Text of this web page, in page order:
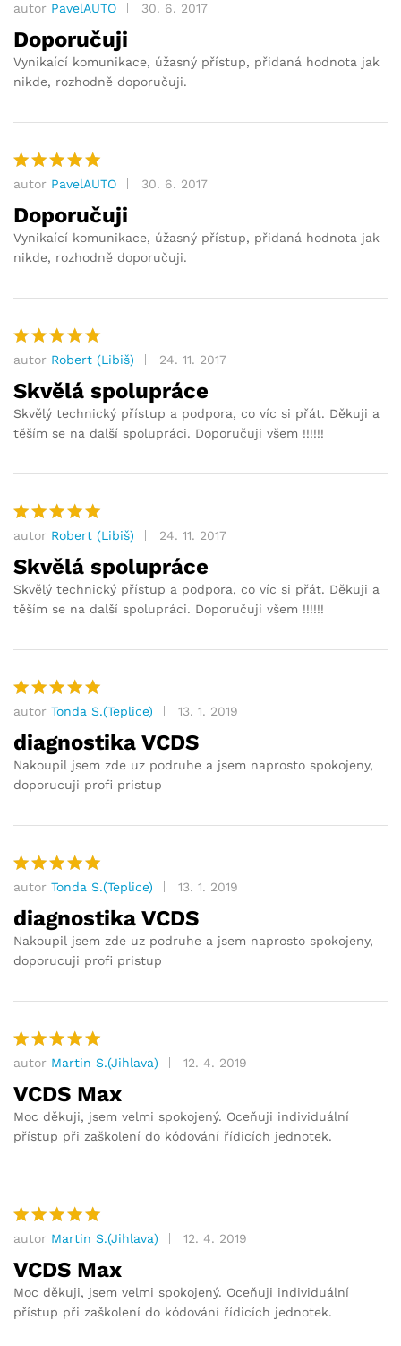
Hodnocení
5z 5
autor PavelAUTO 30. 6. 2017
Doporučuji
Vynikaící komunikace, úžasný přístup, přidaná hodnota jak
nikde, rozhodně doporučuji.
Hodnocení
5z 5
autor PavelAUTO 30. 6. 2017
Doporučuji
Vynikaící komunikace, úžasný přístup, přidaná hodnota jak
nikde, rozhodně doporučuji.
Hodnocení
5z 5
autor Robert (Libiš) 24. 11. 2017
Skvělá spolupráce
Skvělý technický přístup a podpora, co víc si přát. Děkuji a
těším se na další spolupráci. Doporučuji všem !!!!!!
Hodnocení
5z 5
autor Robert (Libiš) 24. 11. 2017
Skvělá spolupráce
Skvělý technický přístup a podpora, co víc si přát. Děkuji a
těším se na další spolupráci. Doporučuji všem !!!!!!
Hodnocení
5z 5
autor Tonda S.(Teplice) 13. 1. 2019
diagnostika VCDS
Nakoupil jsem zde uz podruhe a jsem naprosto spokojeny,
doporucuji profi pristup
Hodnocení
5z 5
autor Tonda S.(Teplice) 13. 1. 2019
diagnostika VCDS
Nakoupil jsem zde uz podruhe a jsem naprosto spokojeny,
doporucuji profi pristup
Hodnocení
5z 5
autor Martin S.(Jihlava) 12. 4. 2019
VCDS Max
Moc děkuji, jsem velmi spokojený. Oceňuji individuální
přístup při zaškolení do kódování řídicích jednotek.
Hodnocení
5z 5
autor Martin S.(Jihlava) 12. 4. 2019
VCDS Max
Moc děkuji, jsem velmi spokojený. Oceňuji individuální
přístup při zaškolení do kódování řídicích jednotek.